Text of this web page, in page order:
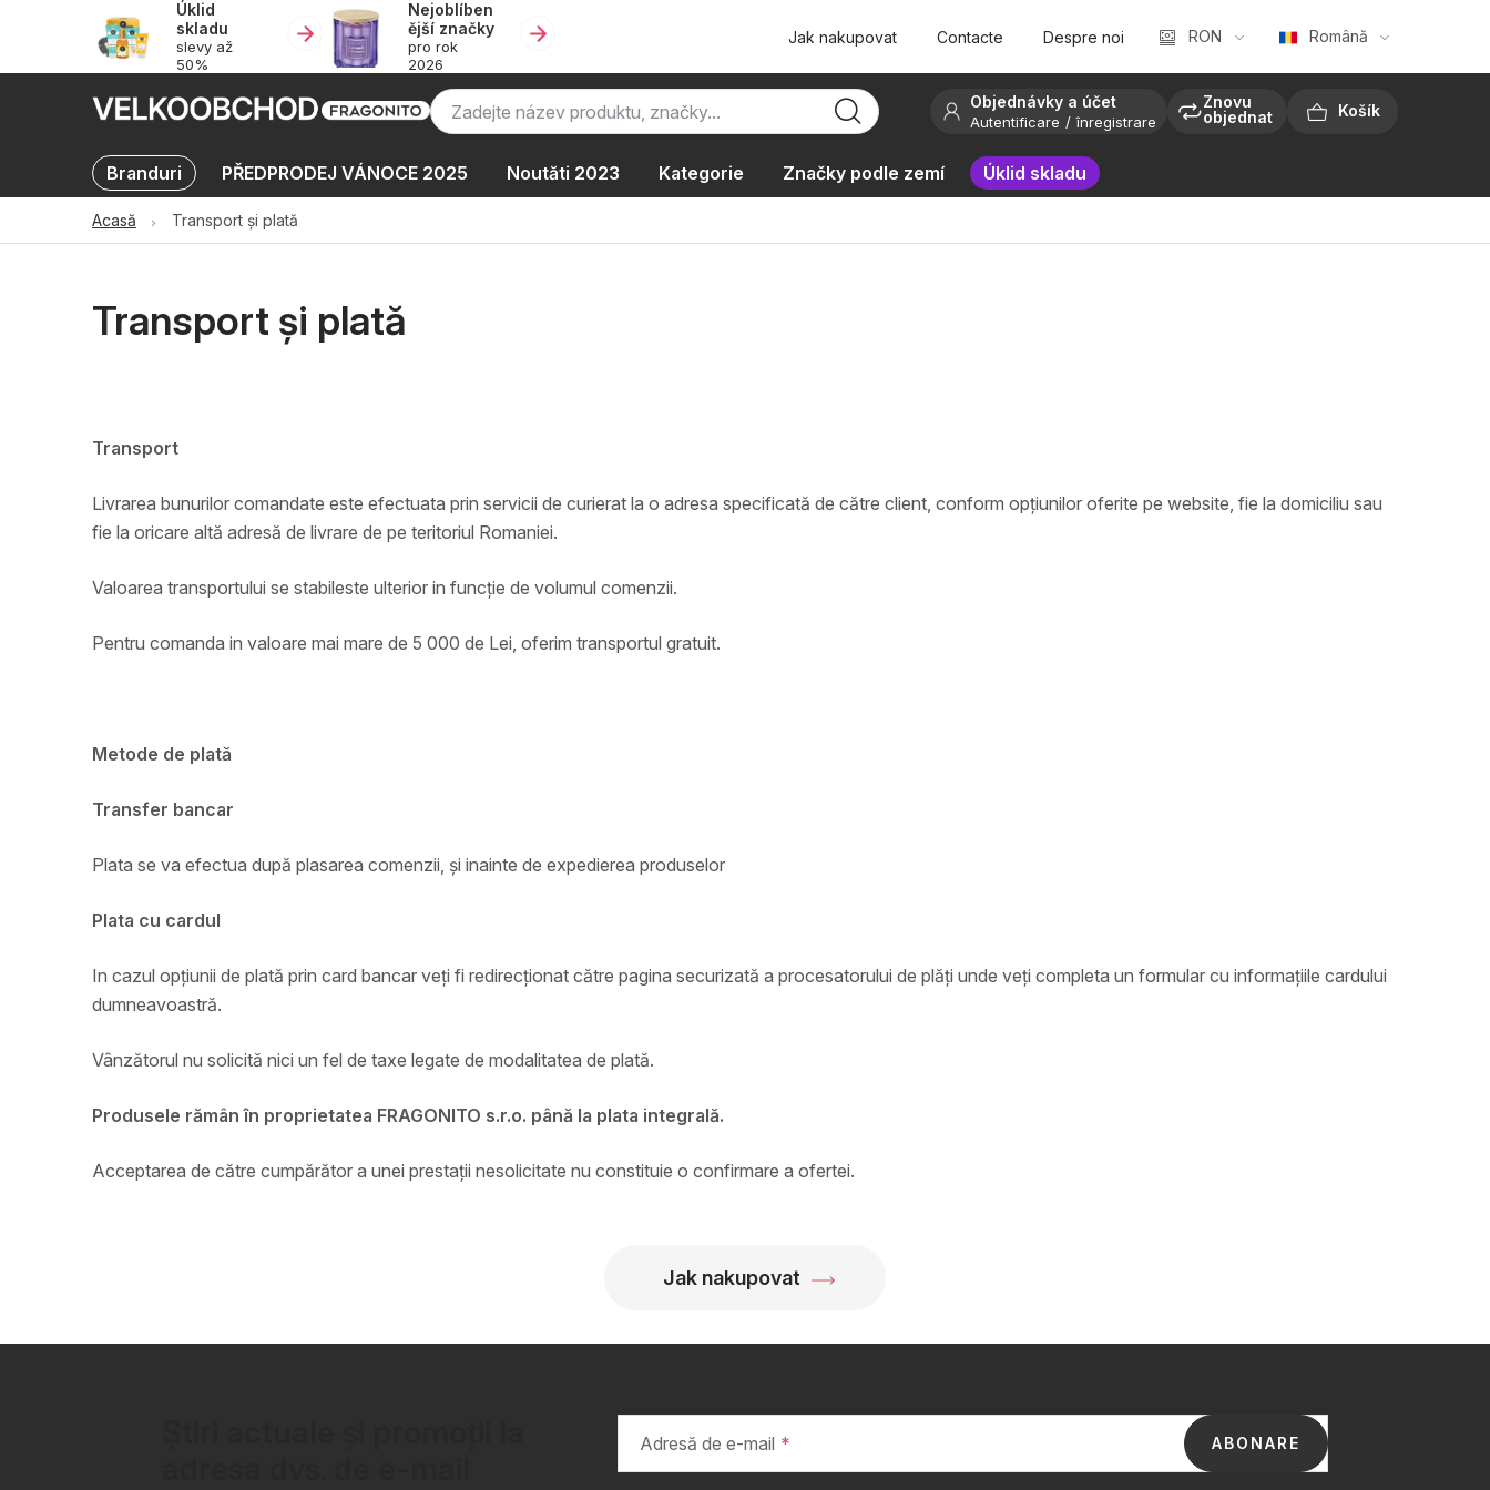
Úklid
skladu
slevy až
50%
Nejoblíben
ější značky
pro rok
2026
Jak nakupovat Contacte Despre noi RON Română
Objednávky a účet
Autentificare înregistrare
Znovu
objednat
Branduri PŘEDPRODEJ VÁNOCE 2025 Noutăti 2023 Kategorie Značky podle zemí Úklid skladu
KATALOGY Oblíbené kolekce
Acasă Transport și plată
Transport și plată
Transport
Livrarea bunurilor comandate este efectuata prin servicii de curierat la o adresa specificată de către client, conform opțiunilor oferite pe website, fie la domiciliu sau
fie la oricare altă adresă de livrare de pe teritoriul Romaniei.
Valoarea transportului se stabileste ulterior in funcție de volumul comenzii.
Pentru comanda in valoare mai mare de 5 000 de Lei, oferim transportul gratuit.
Metode de plată
Transfer bancar
Plata se va efectua după plasarea comenzii, și inainte de expedierea produselor
Plata cu cardul
In cazul opțiunii de plată prin card bancar veți fi redirecționat către pagina securizată a procesatorului de plăți unde veți completa un formular cu informațiile cardului
dumneavoastră.
Vânzătorul nu solicită nici un fel de taxe legate de modalitatea de plată.
Produsele rămân în proprietatea FRAGONITO s.r.o. până la plata integrală.
Acceptarea de către cumpărător a unei prestații nesolicitate nu constituie o confirmare a ofertei.
Jak nakupovat
Adresă de e-mail ABONARE